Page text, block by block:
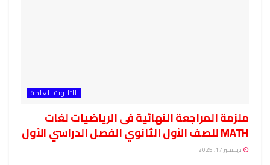
الثانوية العامة
ملزمة المراجعة النهائية فى الرياضيات لغات
MATH للصف الأول الثانوي الفصل الدراسي الأول
ديسمبر 17, 2025